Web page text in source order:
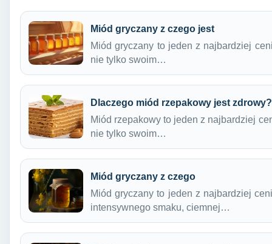
Miód gryczany z czego jest
Miód gryczany to jeden z najbardziej
nie tylko swoim…
Dlaczego miód rzepakowy jest zdrowy?
Miód rzepakowy to jeden z najbardziej
nie tylko swoim…
Miód gryczany z czego
Miód gryczany to jeden z najbardziej
intensywnego smaku, ciemnej…